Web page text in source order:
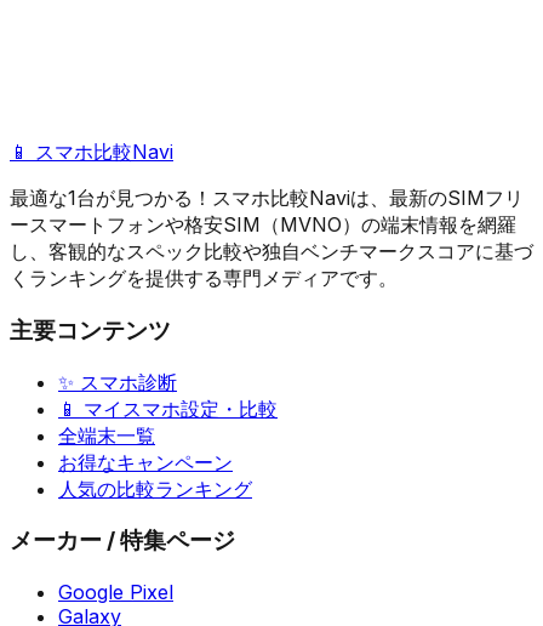
📱 スマホ比較Navi
最適な1台が見つかる！スマホ比較Naviは、最新のSIMフリ
ースマートフォンや格安SIM（MVNO）の端末情報を網羅
し、客観的なスペック比較や独自ベンチマークスコアに基づ
くランキングを提供する専門メディアです。
主要コンテンツ
✨ スマホ診断
📱 マイスマホ設定・比較
全端末一覧
お得なキャンペーン
人気の比較ランキング
メーカー / 特集ページ
Google Pixel
Galaxy